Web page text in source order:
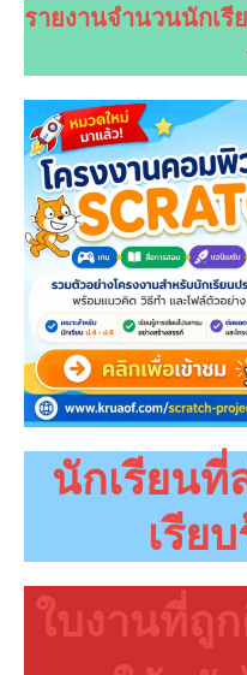
รายงานจำนวนนักเ
นักเรียนที่
เรีย
ใบงานที่ถู